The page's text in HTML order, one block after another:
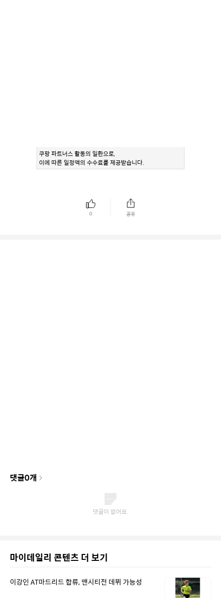
쿠팡 파트너스 활동의 일환으로,
이에 따른 일정액의 수수료를 제공받습니다.
0 공유
댓글0개
마이데일리 콘텐츠 더 보기
이강인 AT마드리드 합류, 맨시티전 데뷔 가능성